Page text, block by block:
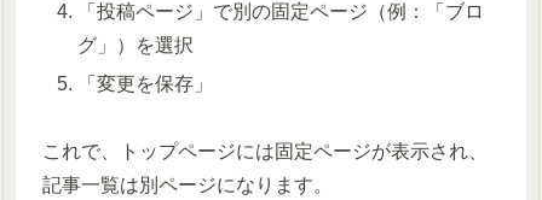
「投稿ページ」で別の固定ページ（例：「ブロ
グ」）を選択
「変更を保存」
これで、トップページには固定ページが表示され、
記事一覧は別ページになります。